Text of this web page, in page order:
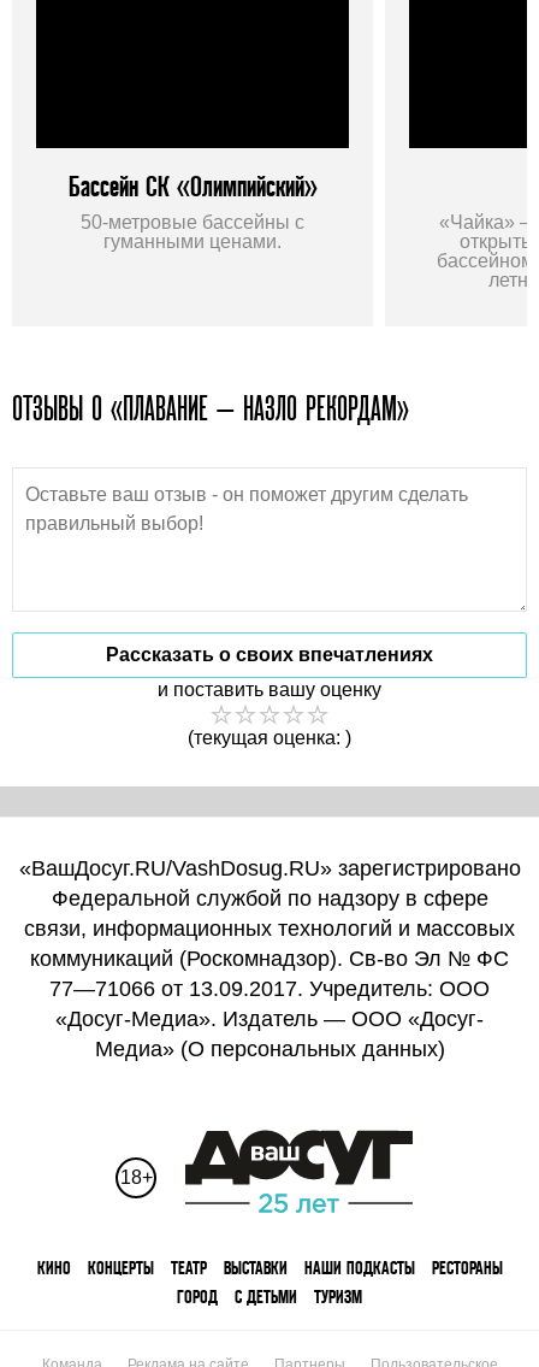
Бассейн СК «Олимпийский»
50-метровые бассейны с
гуманными ценами.
«Чайка» —
бассейном
ОТЗЫВЫ О «ПЛАВАНИЕ — НАЗЛО РЕКОРДАМ»
Рассказать о своих впечатлениях
и поставить вашу оценку
(текущая оценка: )
«ВашДосуг.RU/VashDosug.RU» зарегистрировано
Федеральной службой по надзору в сфере
связи, информационных технологий и массовых
коммуникаций (Роскомнадзор). Св-во Эл № ФС
77—71066 от 13.09.2017. Учредитель: ООО
«Досуг-Медиа». Издатель — ООО «Досуг-
Медиа» (О персональных данных)
18+
КИНО КОНЦЕРТЫ ТЕАТР ВЫСТАВКИ НАШИ ПОДКАСТЫ
РЕСТОРАНЫ
ГОРОД
С ДЕТЬМИ ТУРИЗМ